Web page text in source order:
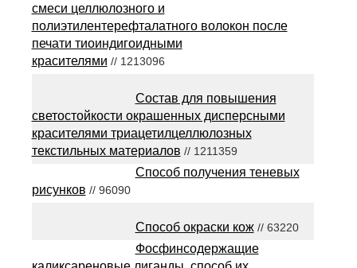
смеси целлюлозного и
полиэтилентерефталатного волокон после
печати тиоиндигоидными
красителями // 1213096
Состав для повышения
светостойкости окрашенных дисперсными
красителями триацетилцеллюлозных
текстильных материалов // 1211359
Способ получения теневых
рисунков // 96090
Способ окраски кож// 63220
Фосфинсодержащие